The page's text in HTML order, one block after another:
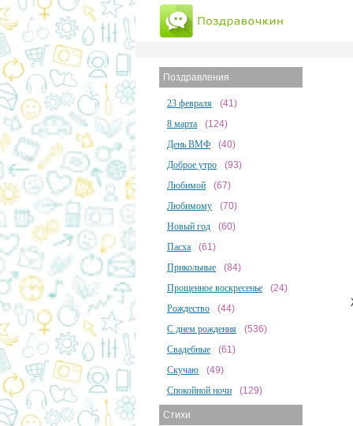
Поздравления
23 февраля
(41)
8 марта
(124)
День ВМФ
(40)
Доброе утро
(93)
Любимой
(67)
Любимому
(70)
Новый год
(60)
Пасха
(61)
Прикольные
(84)
Прощенное воскресенье
(24)
Рождество
(44)
С днем рождения
(536)
Свадебные
(61)
Скучаю
(49)
Спокойной ночи
(129)
Стихи